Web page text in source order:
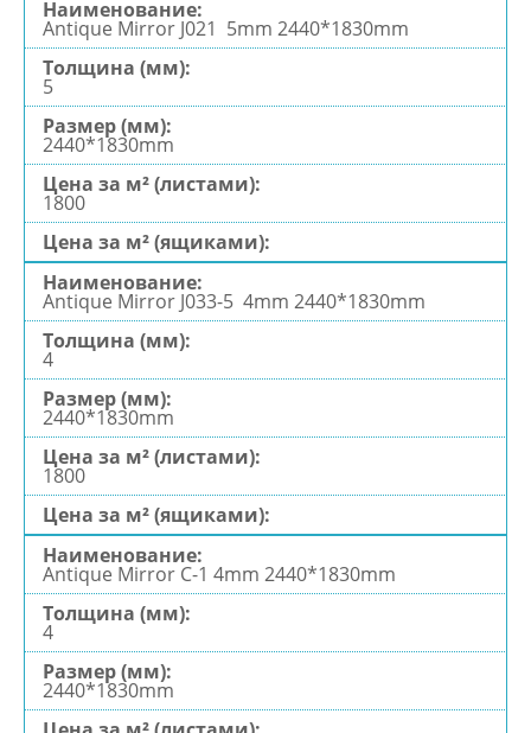
Antique Mirror J021 5mm 2440*1830mm
5
2440*1830mm
1800
Antique Mirror J033-5 4mm 2440*1830mm
4
2440*1830mm
1800
Antique Mirror С-1 4mm 2440*1830mm
4
2440*1830mm